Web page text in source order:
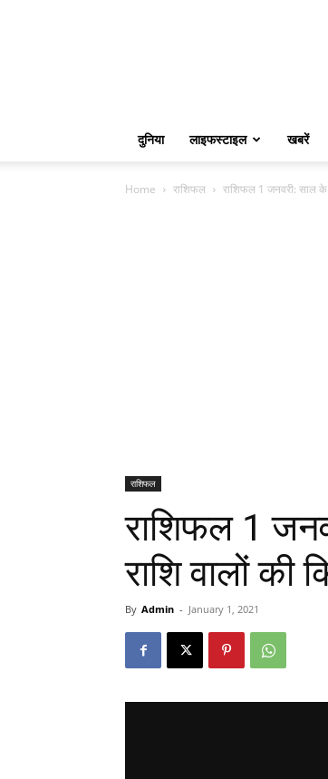
दुनिया लाइफस्टाइल खबरें
Home राशिफल राशिफल 1 जनवरी: साल के
राशिफल
राशिफल 1
राशि वालों की
By Admin - January 1, 2021